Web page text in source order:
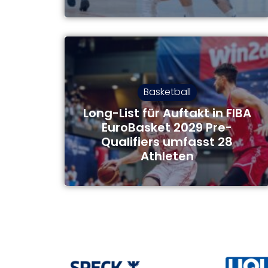
Basketball
Long-List für Auftakt in FIBA
EuroBasket 2029 Pre-
Qualifiers umfasst 28
Athleten